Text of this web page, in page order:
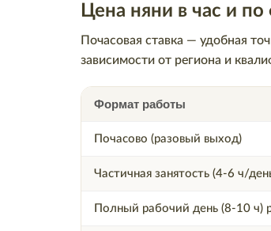
Цена няни в час и
Почасовая ставка — удобная
зависимости от региона и
Формат работы
Почасово (разовый выход)
Частичная занятость (4-6 ч/
Полный рабочий день (8-10 ч)